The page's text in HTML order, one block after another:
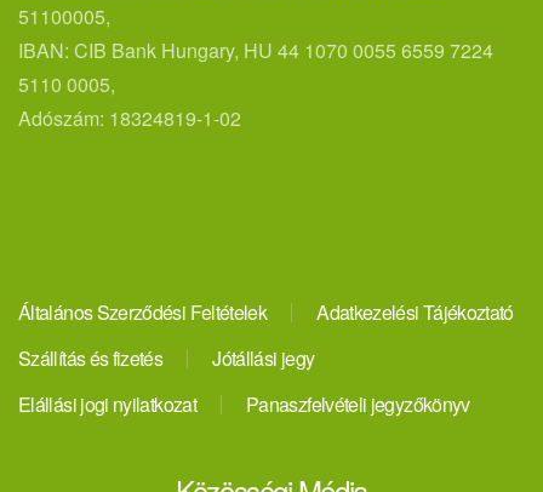
51100005,
IBAN: CIB Bank Hungary, HU 44 1070 0055 6559 7224
5110 0005,
Adószám: 18324819-1-02
Általános Szerződési Feltételek
Adatkezelési Tájékoztató
Szállítás és fizetés
Jótállási jegy
Elállási jogi nyilatkozat
Panaszfelvételi jegyzőkönyv